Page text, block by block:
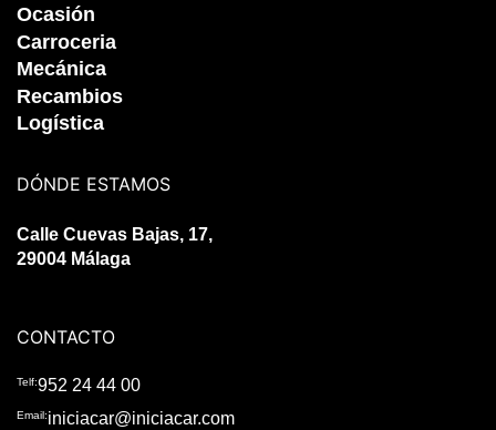
Ocasión
Carroceria
Mecánica
Recambios
Logística
DÓNDE ESTAMOS
Calle Cuevas Bajas, 17,
29004 Málaga
CONTACTO
Telf:952 24 44 00
Email:iniciacar@iniciacar.com